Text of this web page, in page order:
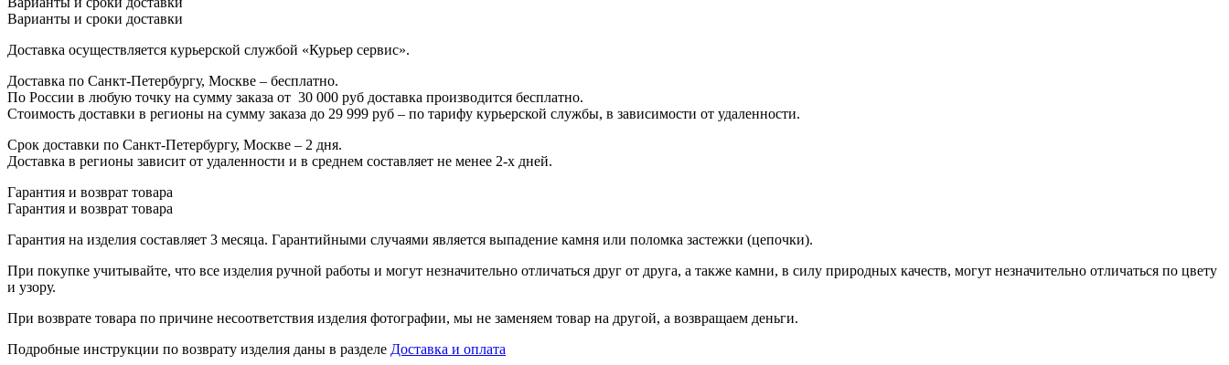
Варианты и сроки доставки
Доставка осуществляется курьерской службой «Курьер сервис».
Доставка по Санкт-Петербургу, Москве – бесплатно.
По России в любую точку на сумму заказа от 30 000 руб доставка производится бесплатно.
Стоимость доставки в регионы на сумму заказа до 29 999 руб – по тарифу курьерской службы, в зависимости от удаленности.
Срок доставки по Санкт-Петербургу, Москве – 2 дня.
Доставка в регионы зависит от удаленности и в среднем составляет не менее 2-х дней.
Гарантия и возврат товара
Гарантия и возврат товара
Гарантия на изделия составляет 3 месяца. Гарантийными случаями является выпадение камня или поломка застежки (цепочки).
При покупке учитывайте, что все изделия ручной работы и могут незначительно отличаться друг от друга, а также камни, в силу природных качеств, могут незначительно отличаться по цвету
и узору.
При возврате товара по причине несоответствия изделия фотографии, мы не заменяем товар на другой, а возвращаем деньги.
Подробные инструкции по возврату изделия даны в разделе Доставка и оплата